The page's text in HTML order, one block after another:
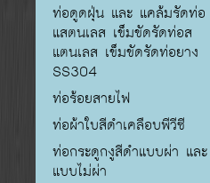
ท่อดูดฝุ่น และ แคล้มรัดท่อ
แสตนเลส เข็มขัดรัดท่อส
แตนเลส เข็มขัดรัดท่อยาง
SS304
ท่อร้อยสายไฟ
ท่อผ้าใบสีดำเคลือบพีวีซี
ท่อกระดูกงูสีดำแบบผ่า และ
แบบไม่ผ่า